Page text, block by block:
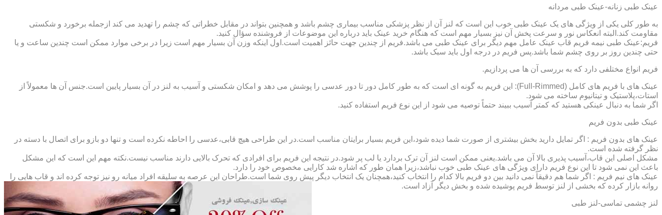
عینک طبی زنانه-عینک طبی مردانه
به طور کلی یکی از ویژگی های یک عینک طبی خوب این است که لنز آن از نظر پزشکی مناسب بیماری چشم باشد و همچنین بتواند در مقابل خطراتی که چشم را تهدید می کند ازجمله برخورد و شکستی
مقاومت کند.البته انعکاس نور و سرعت پخش آن نیز بسیار مهم است که هنگام خرید عینک باید درباره این موضوعات از فروشنده سؤال کنید.
فریم:عینک طبی نیمه فریم قاب عینک عامل مهم دیگر برای عینک طبی می باشد.فریم از چندین جهت حائز اهمیت است.اول اینکه وزن آن بسیار مهم است زیرا در برخی موارد ممکن است چندین ساعت و یا
حتی چندین روز بر روی چشم شما باشد.پس فریم در درجه اول باید سبک باشد.
فریم انواع مختلفی دارد که به بررسی آن ها می پردازیم.
عینک های با فریم های کامل (Full-Rimmed): این فریم به گونه ای است که به طور کامل دور تا دور عدسی را پوشش می دهد و امکان شکستی و آسیب به لنز در آن بسیار پایین است.جنس آن ها معمولاً از
استات،پلاستیک و تیتانیوم ساخته می شود.
اگر شما به دنبال عینکی هستید که کمتر آسیب ببیند حتماً توصیه می شود از این نوع فریم استفاده کنید.
عینک طبی بدون فریم
عینک های بدون فریم : اگر تمایل دارید بخش بیشتری از صورت شما دیده شود،این فریم بسیار برایتان مناسب است.در این طراحی هیچ قابی،عدسی را احاطه نکرده است و تنها دو بازو برای اتصال با دسته در
نظر گرفته شده است.
مشکل اصلی این قاب،آسیب پذیری بالا آن می باشد.یعنی ممکن است لنز آن ترک بردارد یا لب پر شود.در نتیجه این فریم برای افرادی که تحرک بالایی دارند مناسب نیست.نکته مهم این است که این مشکل
باعث این نمی شود تا این نوع فریم دارای ویژگی های عینک طبی خوب نباشد،زیرا همان طور که اشاره شد کارایی مخصوص خود را دارد.
عینک های نیم فریم : اگر شما هم دقیقاً نمی دانید بین دو فریم بالا کدام را انتخاب کنید،همچنان یک انتخاب دیگر پیش روی شما است.طراحان این عرصه به سلیقه افراد میانه رو نیز توجه کرده اند و قاب هایی را
روانه بازار کرده که بخشی از لنز توسط فریم پوشیده شده و بخش دیگر آزاد است.
لنز چشمی تماسی-لنز طبی